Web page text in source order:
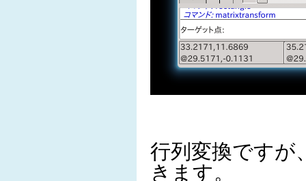
行列変換ですが
きます。